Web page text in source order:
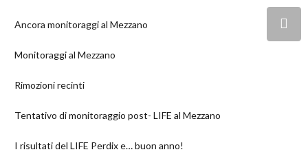
Ancora monitoraggi al Mezzano
Monitoraggi al Mezzano
Rimozioni recinti
Tentativo di monitoraggio post- LIFE al Mezzano
I risultati del LIFE Perdix e… buon anno!